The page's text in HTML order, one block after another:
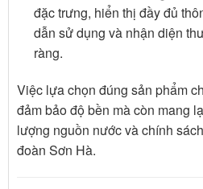
đặc trưng, hiển thị đầy đủ
dẫn sử dụng và nhận diện
ràng.
Việc lựa chọn đúng sản phẩm
đảm bảo độ bền mà còn mang
lượng nguồn nước và chính
đoàn Sơn Hà.